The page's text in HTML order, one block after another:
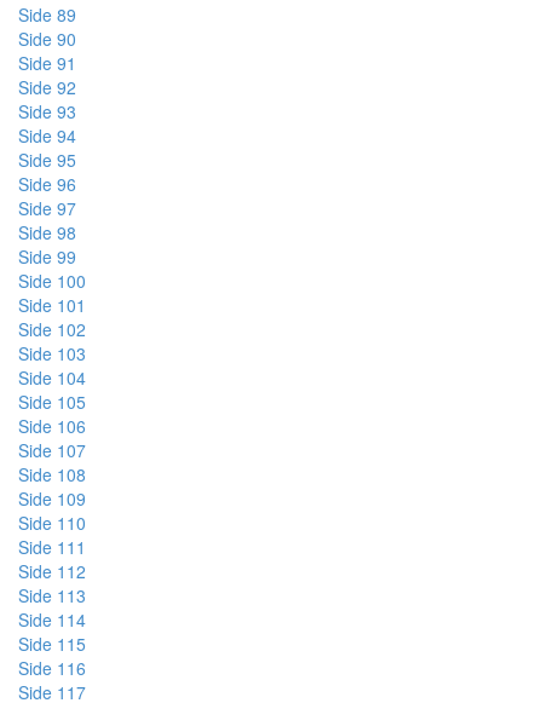
Side 89
Side 90
Side 91
Side 92
Side 93
Side 94
Side 95
Side 96
Side 97
Side 98
Side 99
Side 100
Side 101
Side 102
Side 103
Side 104
Side 105
Side 106
Side 107
Side 108
Side 109
Side 110
Side 111
Side 112
Side 113
Side 114
Side 115
Side 116
Side 117